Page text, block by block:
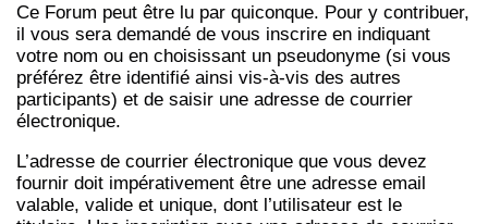
Ce Forum peut être lu par quiconque. Pour y contribuer,
il vous sera demandé de vous inscrire en indiquant
votre nom ou en choisissant un pseudonyme (si vous
préférez être identifié ainsi vis-à-vis des autres
participants) et de saisir une adresse de courrier
électronique.
L’adresse de courrier électronique que vous devez
fournir doit impérativement être une adresse email
valable, valide et unique, dont l’utilisateur est le